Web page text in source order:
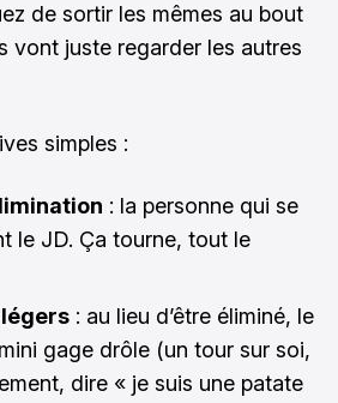
de sortir les mêmes au bout
vont juste regarder les autres
simples :
: la personne qui se
le JD. Ça tourne, tout le
: au lieu d’être éliminé, le
gage drôle (un tour sur soi,
dire « je suis une patate